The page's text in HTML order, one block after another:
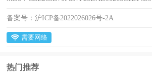
备案号：沪ICP备2022026026号-2A
需要网络
热门推荐